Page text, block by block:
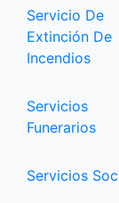
Servicio De
Extinción De
Incendios
Servicios
Funerarios
Servicios